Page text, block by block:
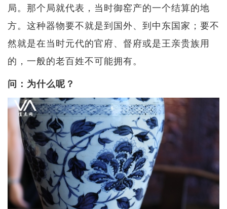
局。那个局就代表，当时御窑产的一个结算的地
方。这种器物要不就是到国外、到中东国家；要不
然就是在当时元代的官府、督府或是王亲贵族用
的，一般的老百姓不可能拥有。
问：为什么呢？